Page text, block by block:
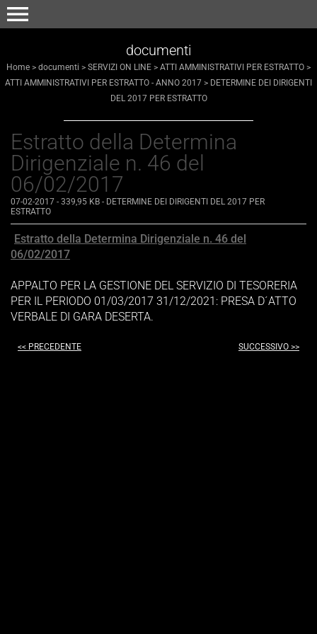
menu
documenti
Home > documenti > SERVIZI ON LINE > ATTI AMMINISTRATIVI PER ESTRATTO >
ATTI AMMINISTRATIVI PER ESTRATTO - ANNO 2017 > DETERMINE DEI DIRIGENTI
DEL 2017 PER ESTRATTO
Estratto della Determina
Dirigenziale n. 46 del
06/02/2017
07-02-2017 - 339,95 KB - DETERMINE DEI DIRIGENTI DEL 2017 PER
ESTRATTO
Estratto della Determina Dirigenziale n. 46 del
06/02/2017
APPALTO PER LA GESTIONE DEL SERVIZIO DI TESORERIA
PER IL PERIODO 01/03/2017 31/12/2021: PRESA D´ATTO
VERBALE DI GARA DESERTA.
<< PRECEDENTE SUCCESSIVO >>